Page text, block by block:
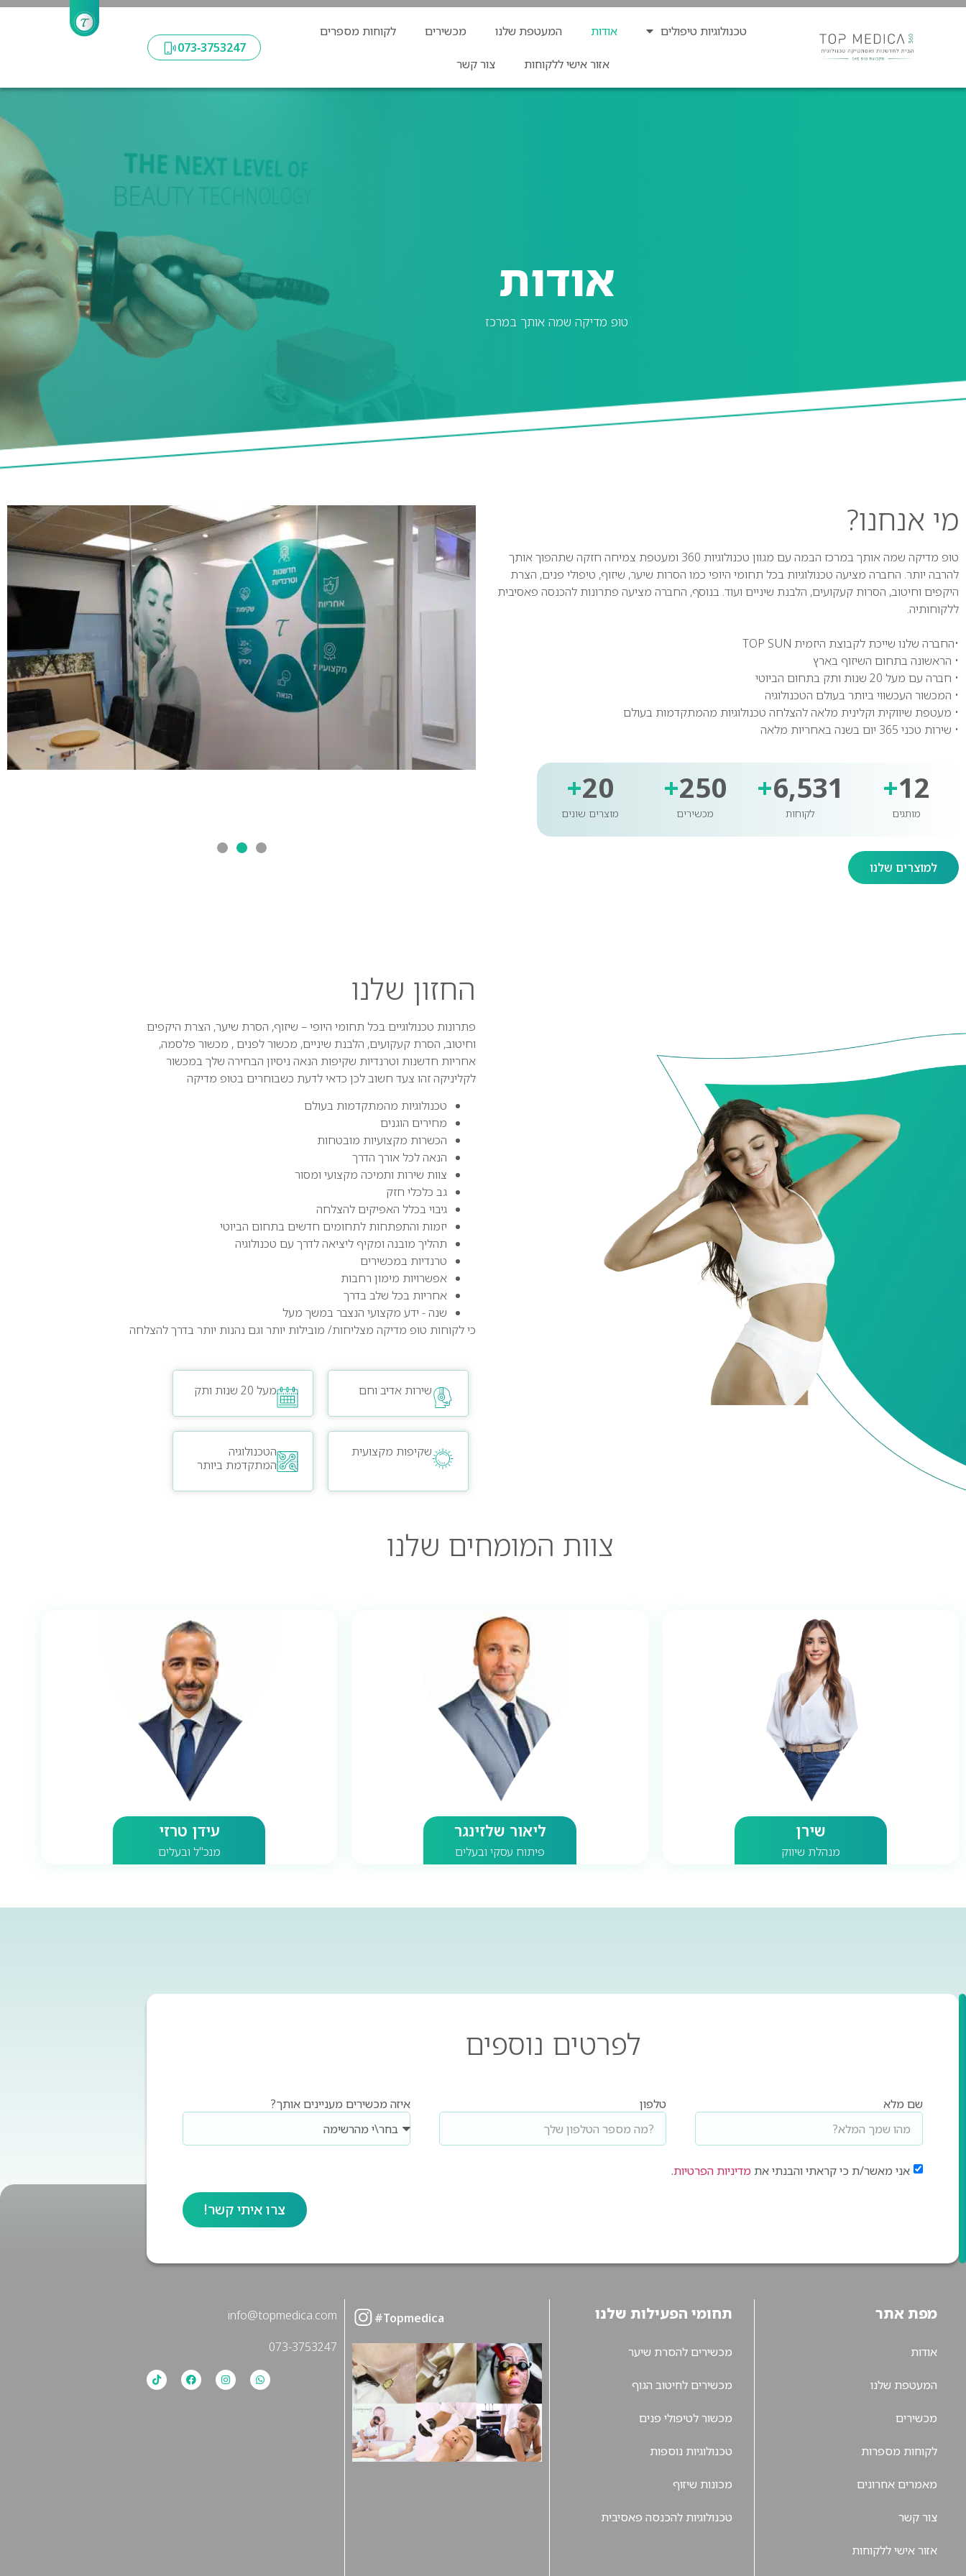
טכנולוגיות טיפולים אודות המעטפת שלנו מכשירים לקוחות מספרים
אזור אישי ללקוחות צור קשר
‪073‑3753247‬
אודות
טופ מדיקה שמה אותך במרכז
מי אנחנו?
טופ מדיקה שמה אותך במרכז הבמה עם מגוון טכנולוגיות 360 ומעטפת צמיחה חזקה שתהפוך אותך
להרבה יותר. החברה מציעה טכנולוגיות בכל תחומי היופי כמו הסרות שיער, שיזוף, טיפולי פנים, הצרת
היקפים וחיטוב, הסרות קעקועים, הלבנת שיניים ועוד. בנוסף, החברה מציעה פתרונות להכנסה פאסיבית
ללקוחותיה.
•החברה שלנו שייכת לקבוצת היזמית TOP SUN
• הראשונה בתחום השיזוף בארץ
• חברה עם מעל 20 שנות ותק בתחום הביוטי
• המכשור העכשווי ביותר בעולם הטכנולוגיה
• מעטפת שיווקית וקלינית מלאה להצלחה טכנולוגיות מהמתקדמות בעולם
• שירות טכני 365 יום בשנה באחריות מלאה
מותגים
12
+
לקוחות
6,531
+
מכשירים
250
+
מוצרים שונים
20
+
למוצרים שלנו
החזון שלנו
פתרונות טכנולוגיים בכל תחומי היופי – שיזוף, הסרת שיער, הצרת היקפים
וחיטוב, הסרת קעקועים, הלבנת שיניים, מכשור לפנים , מכשור פלסמה,
אחריות חדשנות וטרנדיות שקיפות הנאה ניסיון הבחירה שלך במכשור
לקליניקה זהו צעד חשוב לכן כדאי לדעת כשבוחרים בטופ מדיקה
טכנולוגיות מהמתקדמות בעולם
מחירים הוגנים
הכשרות מקצועיות מובטחות
הנאה לכל אורך הדרך
צוות שירות ותמיכה מקצועי ומסור
גב כלכלי חזק
גיבוי בכלל האפיקים להצלחה
יזמות והתפתחות לתחומים חדשים בתחום הביוטי
תהליך מובנה ומקיף ליציאה לדרך עם טכנולוגיה
טרנדיות במכשירים
אפשרויות מימון רחבות
אחריות בכל שלב בדרך
שנה ­‑ ידע מקצועי הנצבר במשך מעל
כי לקוחות טופ מדיקה מצליחות/ מובילות יותר וגם נהנות יותר בדרך להצלחה
שירות אדיב וחם מעל 20 שנות ותק
שקיפות מקצועית
הטכנולוגיה
המתקדמת ביותר
צוות המומחים שלנו
שירן
מנהלת שיווק
ליאור שלזינגר
פיתוח עסקי ובעלים
עידן טרזי
מנכ"ל ובעלים
לפרטים נוספים
שם מלא טלפון איזה מכשירים מעניינים אותך?
אני מאשר/ת כי קראתי והבנתי את מדיניות הפרטיות.
צרו איתי קשר!
מפת אתר
אודות
המעטפת שלנו
מכשירים
לקוחות מספרות
מאמרים אחרונים
צור קשר
אזור אישי ללקוחות
תחומי הפעילות שלנו
מכשירים להסרת שיער
מכשירים לחיטוב הגוף
מכשור לטיפולי פנים
טכנולוגיות נוספות
מכונות שיזוף
טכנולוגיות להכנסה פאסיבית
Topmedica#
info@topmedica.com
073-3753247